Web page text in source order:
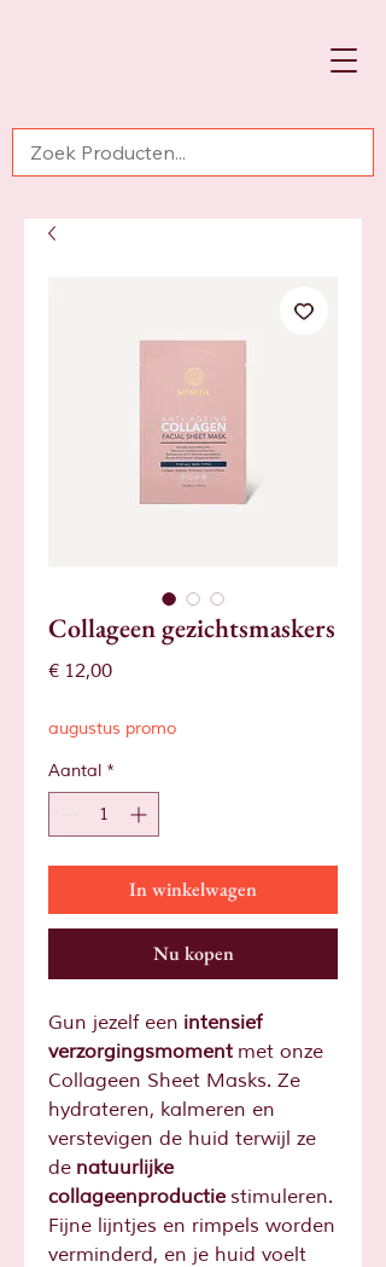
Collageen gezichtsmaskers
€ 12,00Prijs
augustus promo
Aantal *
In winkelwagen
Nu kopen
Gun jezelf een intensief
verzorgingsmoment met onze
Collageen Sheet Masks. Ze
hydrateren, kalmeren en
verstevigen de huid terwijl ze
de natuurlijke
collageenproductie stimuleren.
Fijne lijntjes en rimpels worden
verminderd, en je huid voelt